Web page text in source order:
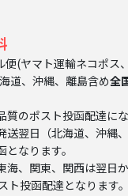
便(ヤマト運輸ネコポス
道、沖縄、離島含め全
質のポスト投函配達に
送翌日（北海道、沖縄
なります。
海、関東、関西は翌日
投函配達となります。